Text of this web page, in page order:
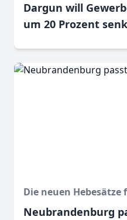
Dargun will
um 20 Prozent
Die neuen Hebesätze
Neubrandenburg